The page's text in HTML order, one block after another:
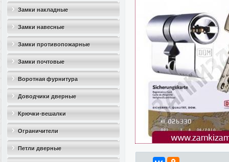
Замки накладные
Замки навесные
Замки противопожарные
Замки почтовые
Воротная фурнитура
Доводчики дверные
Крючки-вешалки
Ограничители
дверные(стопоры)
Петли дверные